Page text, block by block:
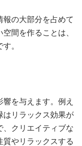
の大部分を占めて
間を作ることは、
。
を与えます。例え
はリラックス効果が
、クリエイティブな
やリラックスする